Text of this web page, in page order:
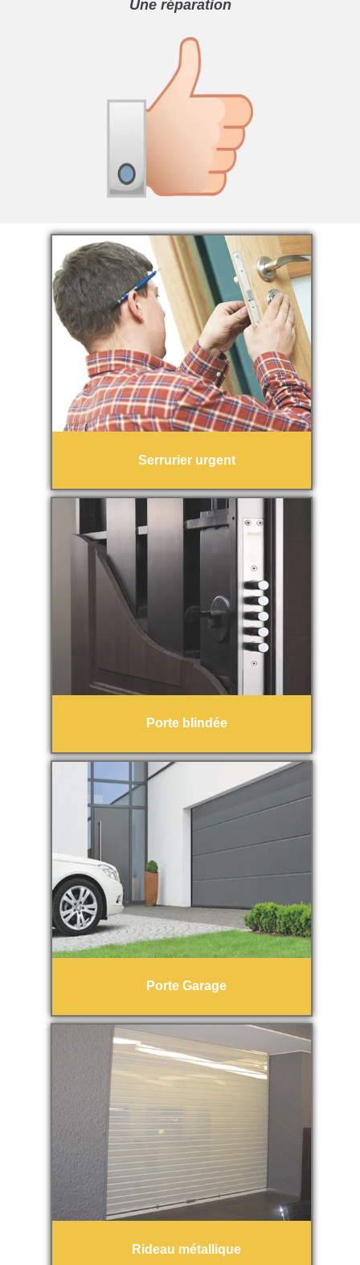
Une réparation
Serrurier urgent
Porte blindée
Porte Garage
Rideau métallique